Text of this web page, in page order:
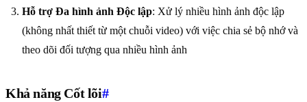
Hỗ trợ Đa hình ảnh Độc lập: Xử lý nhiều hình ảnh độc lập
(không nhất thiết từ một chuỗi video) với việc chia sẻ bộ nhớ và
theo dõi đối tượng qua nhiều hình ảnh
Khả năng Cốt lõi#